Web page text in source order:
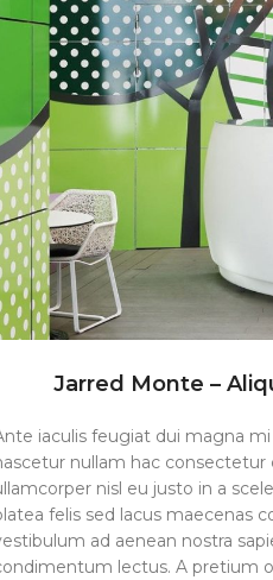
Jarred Monte –
iaculis feugiat dui magna
nullam hac
nisl eu justo in a
felis sed lacus maecenas
ad aenean nostra
lectus. A pretium